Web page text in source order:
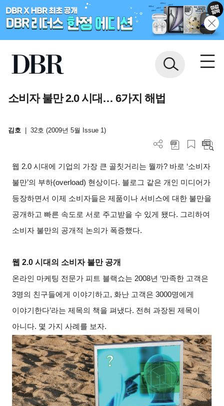
소비자 불만 2.0 시대… 6가지 해법
김호 32호 (2009년 5월 Issue 1)
웹 2.0 시대에 기업의 가장 큰 골칫거리는 뭘까? 바로 ‘소비자
불만’의 부하(overload) 현상이다. 블로그 같은 개인 미디어가
등장하면서 이제 소비자들은 제품이나 서비스에 대한 불만을
공개하고 빠른 속도로 서로 주고받을 수 있게 됐다. 그리하여
소비자 불만의 공개적 논의가 폭증했다.
웹 2.0 시대의 소비자 불만 공개
온라인 마케팅 전문가 피트 블랙쇼는 2008년 ‘만족한 고객은
3명의 친구들에게 이야기하고, 화난 고객은 3000명에게
이야기한다’라는 제목의 책을 펴냈다. 전혀 과장된 제목이
아니다. 몇 가지 사례를 보자.